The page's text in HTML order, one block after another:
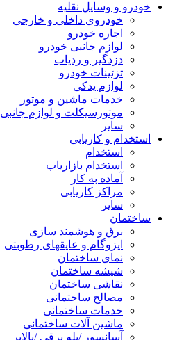
خودرو و وسایل نقلیه
خودروی داخلی و خارجی
اجاره خودرو
لوازم جانبی خودرو
دزدگیر و ردیاب
تزئینات خودرو
لوازم یدکی
خدمات ماشین و موتور
موتورسیکلت و لوازم جانبی
سایر
استخدام و کاریابی
استخدام
استخدام بازاریاب
آماده به کار
مراکز کاریابی
سایر
ساختمان
برق و هوشمند سازی
ایزوگام و عایقهای رطوبتی
نمای ساختمان
شیشه ساختمان
نقاشی ساختمان
مصالح ساختمانی
خدمات ساختمانی
ماشین آلات ساختمانی
آسانسور /پله برقی /بالابر